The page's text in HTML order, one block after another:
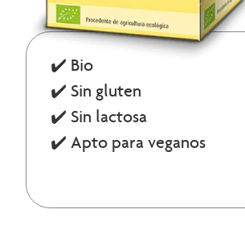
✔️ Bio
✔️ Sin gluten
✔️ Sin lactosa
✔️ Apto para veganos